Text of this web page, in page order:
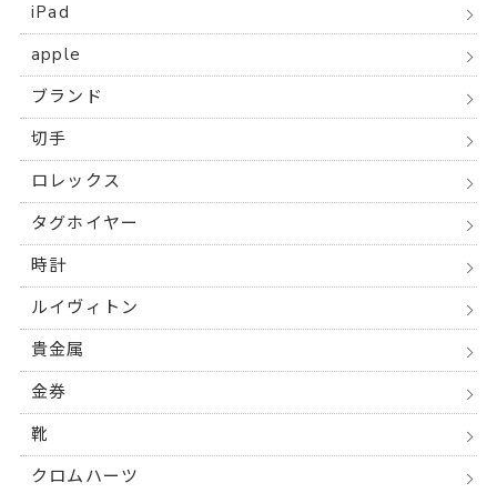
iPad
apple
ブランド
切手
ロレックス
タグホイヤー
時計
ルイヴィトン
貴金属
金券
靴
クロムハーツ